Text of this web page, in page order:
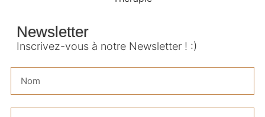
Newsletter
Inscrivez-vous à notre Newsletter ! :)